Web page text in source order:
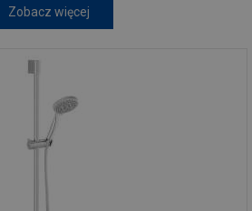
Zobacz więcej